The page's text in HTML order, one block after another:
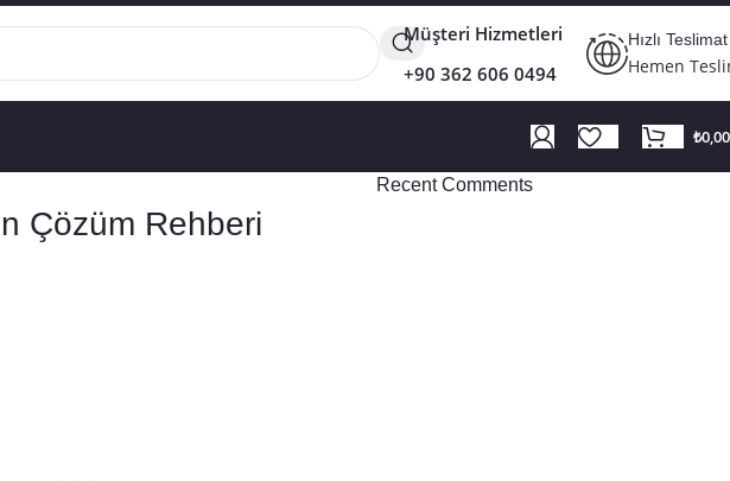
Müşteri Hizmetleri
+90 362 606 0494
Hızlı Teslimat
Hemen
₺0,00
Çözüm Rehberi
Recent Comments